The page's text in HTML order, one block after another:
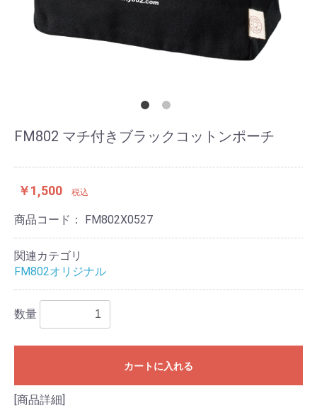
FM802 マチ付きブラックコットンポーチ
￥1,500 税込
商品コード： FM802X0527
関連カテゴリ
FM802オリジナル
数量
カートに入れる
お買い物を続ける カートへ進む
[商品詳細]